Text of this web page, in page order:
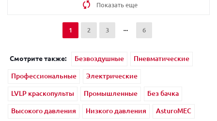
Показать еще
1 2 3 6
Смотрите также: Безвоздушные
Пневматические
Профессиональные
Электрические
LVLP краскопульты
Промышленные
Без бачка
Высокого давления
Низкого давления
AsturoMEC